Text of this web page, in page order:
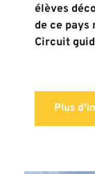
élèves
de ce pays
Circuit
Plus